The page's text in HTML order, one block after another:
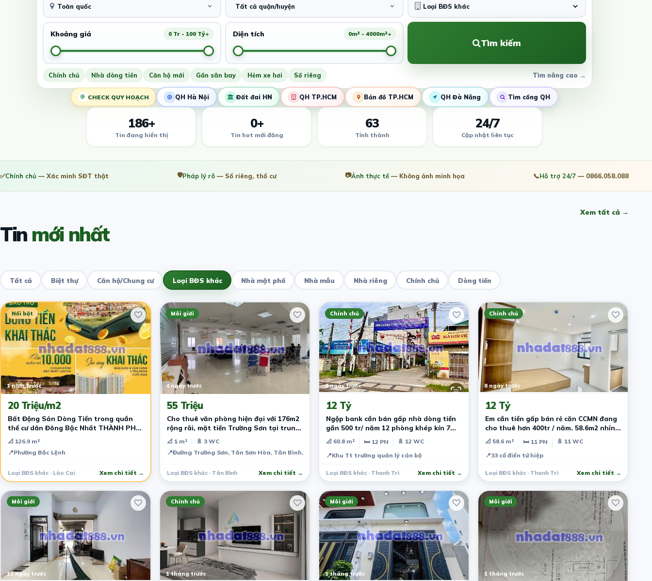
Toàn quốc Tất cả quận/huyện
Khoảng giá 0 Tr - 100 Tỷ+ Diện tích 0m² - 4000m²+
Tìm kiếm
Chính chủ Nhà dòng tiền Căn hộ mới Gần sân bay Hẻm xe hơi Sổ riêng Tìm nâng cao →
CHECK QUY HOẠCH QH Hà Nội Đất đai HN QH TP.HCM Bản đồ TP.HCM QH Đà Nẵng Tìm cổng QH
186+
Tin đang hiển thị
0+
Tin hot mới đăng
63
Tỉnh thành
24/7
Cập nhật liên tục
✅Chính chủ — Xác minh SĐT thật 🛡️Pháp lý rõ — Sổ riêng, thổ cư 📷Ảnh thực tế— Không ảnh minh họa 📞Hỗ trợ 24/7 — 0866.058.088
Tinmới nhất
Xem tất cả →
Tất cả Biệt thự Căn hộ/Chung cư Loại BĐS khác Nhà mặt phố Nhà mẫu Nhà riêng Chính chủ Dòng tiền
Nổi bật
1 năm trước
20 Triệu/m2
Bất Động Sản Dòng Tiền trong quần
thể cư dân Đông Bậc Nhất THÀNH PHỐ
2 CỬA KHẨU
📐 126.9 m²
📍Phường Bắc Lệnh
Loại BĐS khác · Lào Cai Xem chi tiết →
Môi giới
4 ngày trước
55 Triệu
Cho thuê văn phòng hiện đại với 176m2
rộng rãi, mặt tiền Trường Sơn tại trung
tâm Tân Bình
📐 1 m²
🚿 3 WC
📍Đường Trường Sơn, Tân Sơn Hòa, Tân Bình, TPHCM
Loại BĐS khác · Tân Bình Xem chi tiết →
Chính chủ
8 ngày trước
12 Tỷ
Ngộp bank cần bán gấp nhà dòng tiền
gần 500 tr/ năm 12 phòng khép kín 7
tầng
📐 60.8 m² 🛏 12 PN
🚿 12 WC
📍Khu Tt trường quản lý cán bộ
Loại BĐS khác · Thanh Trì Xem chi tiết →
Chính chủ
8 ngày trước
12 Tỷ
Em cần tiền gấp bán rẻ căn CCMN đang
cho thuê hơn 400tr / năm. 58.6m2 nhỉnh
12 tỷ
📐 58.6 m² 🛏 11 PN
🚿 11 WC
📍33 cổ điển tứ hiệp
Loại BĐS khác · Thanh Trì Xem chi tiết →
Môi giới
11 ngày trước
Chính chủ
1 tháng trước
Môi giới
1 tháng trước
Môi giới
1 tháng trước